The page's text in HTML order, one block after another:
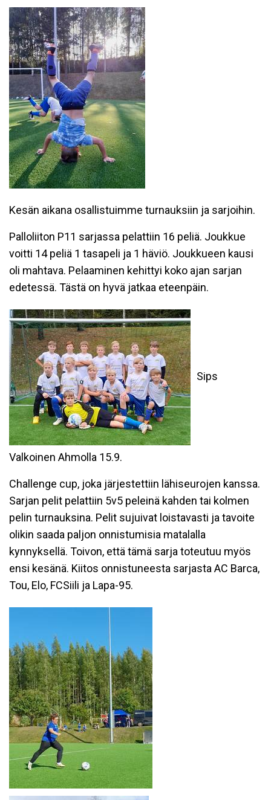
Kesän aikana osallistuimme turnauksiin ja sarjoihin.
Palloliiton P11 sarjassa pelattiin 16 peliä. Joukkue
voitti 14 peliä 1 tasapeli ja 1 häviö. Joukkueen kausi
oli mahtava. Pelaaminen kehittyi koko ajan sarjan
edetessä. Tästä on hyvä jatkaa eteenpäin.
Sips
Valkoinen Ahmolla 15.9.
Challenge cup, joka järjestettiin lähiseurojen kanssa.
Sarjan pelit pelattiin 5v5 peleinä kahden tai kolmen
pelin turnauksina. Pelit sujuivat loistavasti ja tavoite
olikin saada paljon onnistumisia matalalla
kynnyksellä. Toivon, että tämä sarja toteutuu myös
ensi kesänä. Kiitos onnistuneesta sarjasta AC Barca,
Tou, Elo, FCSiili ja Lapa-95.